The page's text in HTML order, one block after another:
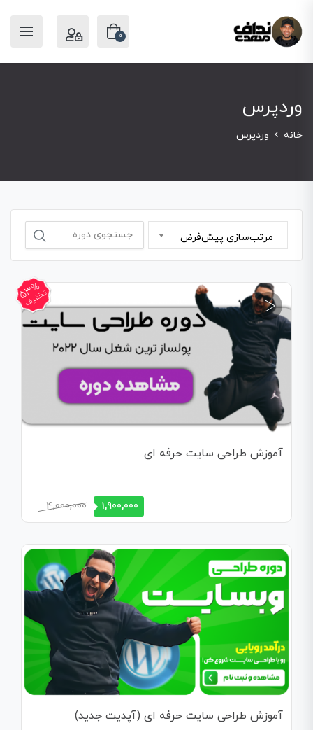
0
وردپرس
خانه وردپرس
مرتب‌سازی پیش‌فرض
جستجو
53%
تخفیف
آموزش طراحی سایت حرفه ای
4,000,000
قیمت
اصلی
بود.
1,900,000 قیمت
فعلی
است.
آموزش طراحی سایت حرفه ای (آپدیت جدید)